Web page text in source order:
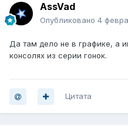
AssVad
Опубликовано 4
Да там дело не в графике, а
консолях из серии гонок.
Цитата